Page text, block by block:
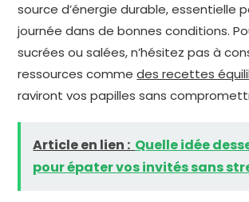
source d’énergie durable, essentielle
journée dans de bonnes conditions.
sucrées ou salées, n’hésitez pas à
ressources commedes recettes
raviront vos papilles sans
Article en lien : Quelle idée
pour épater vos invités sans